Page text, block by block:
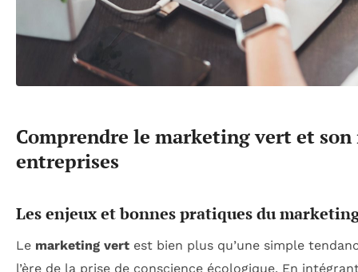
Comprendre le marketing vert et
entreprises
Les enjeux et bonnes pratiques du
Le marketing vert est bien plus qu’une simple
l’ère de la prise de conscience écologique. En